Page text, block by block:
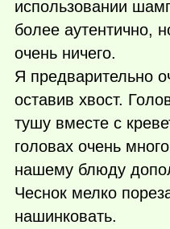
использовании
более аутентично,
очень ничего.
Я предварительно
оставив хвост.
тушу вместе с
головах очень
нашему блюду
Чеснок мелко
нашинковать.